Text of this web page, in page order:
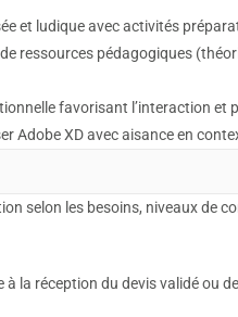
et ludique avec activités
ressources pédagogiques
favorisant l’interaction et
Adobe XD avec aisance en
selon les besoins, niveaux de
la réception du devis validé ou